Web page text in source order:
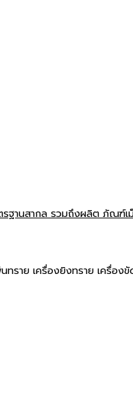
ตรฐานสากล รวมถึงผลิต ภั
ทราย เครื่องยิงทราย เครื่